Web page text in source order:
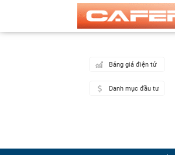
Bảng giá điện tử
Danh mục đầu tư